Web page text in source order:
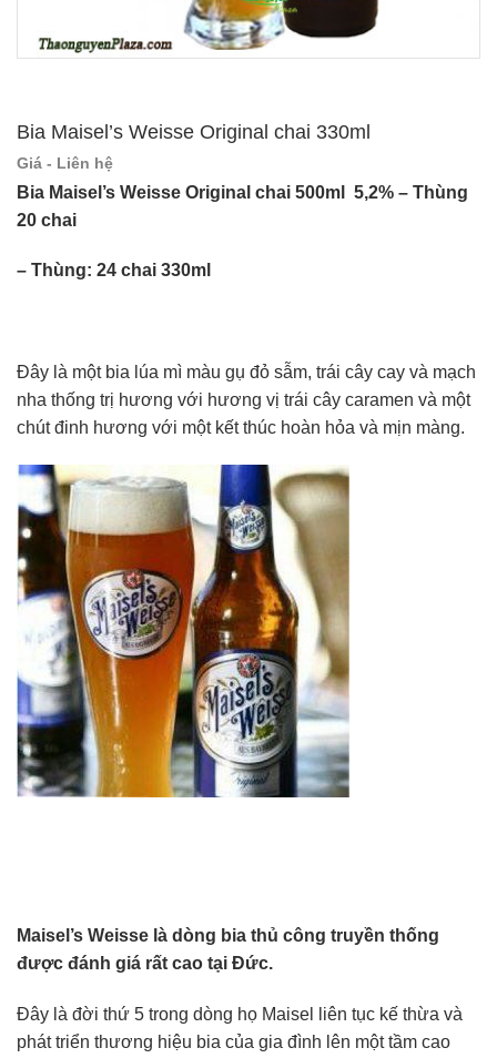
Bia Maisel’s Weisse Original chai 330ml
Giá - Liên hệ
Bia Maisel’s Weisse Original chai 500ml 5,2% – Thùng
20 chai
– Thùng: 24 chai 330ml
Đây là một bia lúa mì màu gụ đỏ sẫm, trái cây cay và mạch
nha thống trị hương với hương vị trái cây caramen và một
chút đinh hương với một kết thúc hoàn hỏa và mịn màng.
Maisel’s Weisse là dòng bia thủ công truyền thống
được đánh giá rất cao tại Đức.
Đây là đời thứ 5 trong dòng họ Maisel liên tục kế thừa và
phát triển thương hiệu bia của gia đình lên một tầm cao